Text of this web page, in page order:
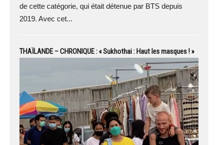
de cette catégorie, qui était détenue par BTS depuis
2019. Avec cet...
THAÏLANDE – CHRONIQUE : « Sukhothai : Haut les masques ! »